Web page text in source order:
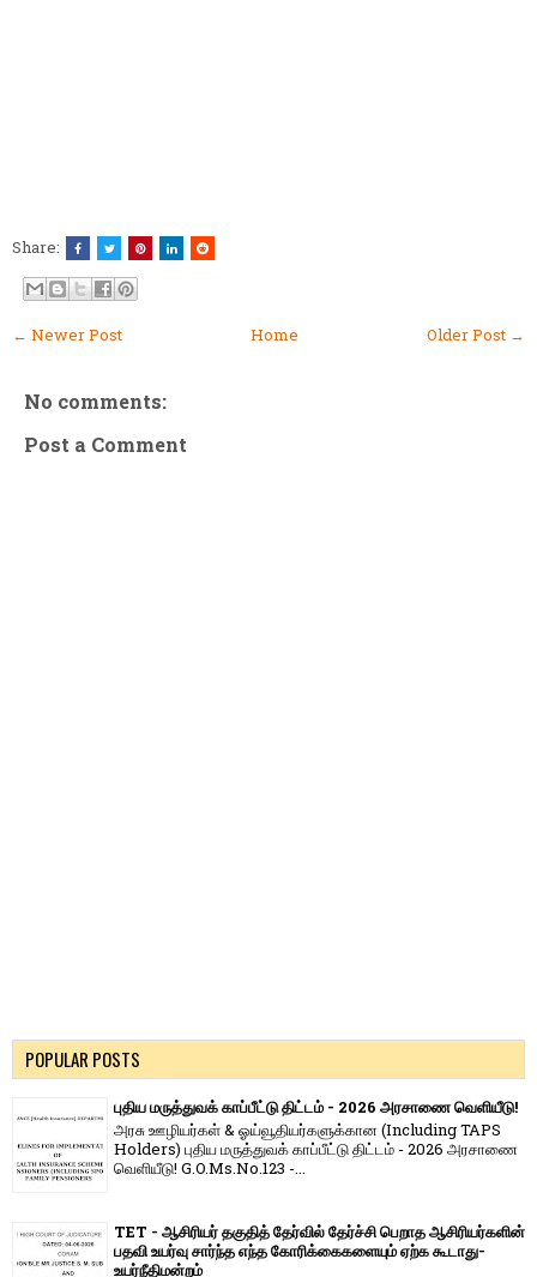
Share:
← Newer Post Older Post →
Home
No comments:
Post a Comment
POPULAR POSTS
புதிய மருத்துவக் காப்பீட்டு திட்டம் - 2026 அரசாணை வெளியீடு!
அரசு ஊழியர்கள் & ஓய்வூதியர்களுக்கான (Including TAPS
Holders) புதிய மருத்துவக் காப்பீட்டு திட்டம் - 2026 அரசாணை
வெளியீடு! G.O.Ms.No.123 -...
TET - ஆசிரியர் தகுதித் தேர்வில் தேர்ச்சி பெறாத ஆசிரியர்களின்
பதவி உயர்வு சார்ந்த எந்த கோரிக்கைகளையும் ஏற்க கூடாது-
உயர்நீதிமன்றம்